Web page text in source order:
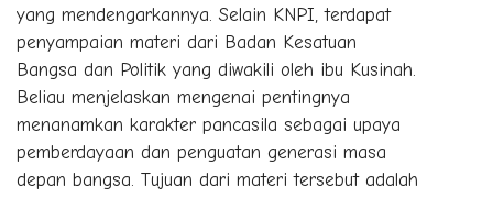
yang mendengarkannya. Selain KNPI, terdapat
penyampaian materi dari Badan Kesatuan
Bangsa dan Politik yang diwakili oleh ibu Kusinah.
Beliau menjelaskan mengenai pentingnya
menanamkan karakter pancasila sebagai upaya
pemberdayaan dan penguatan generasi masa
depan bangsa. Tujuan dari materi tersebut adalah